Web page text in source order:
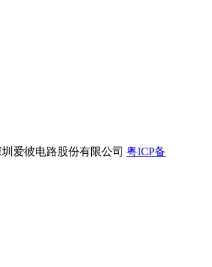
爱彼电路股份有限公司 粤ICP备